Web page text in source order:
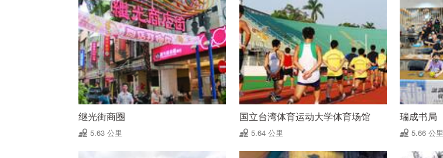
继光街商圈
5.63 公里
国立台湾体育运动大学体育场馆
5.64 公里
瑞成书局
5.66 公里